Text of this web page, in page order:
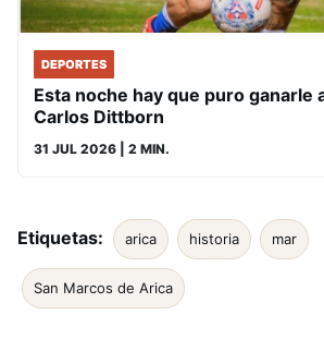
DEPORTES
Esta noche hay que puro ganarle
Carlos Dittborn
31 JUL 2026 | 2 MIN.
Etiquetas: arica historia mar
San Marcos de Arica